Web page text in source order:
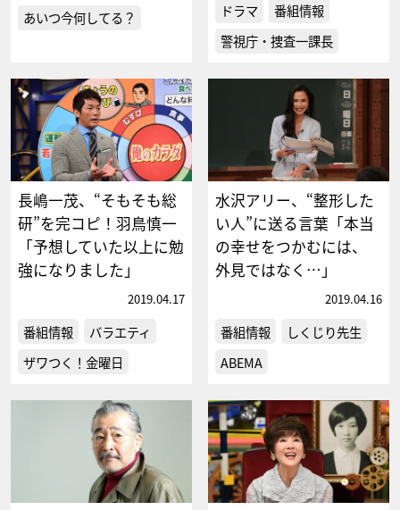
あいつ今何してる？
ドラマ
番組情報
警視庁・捜査一課長
長嶋一茂、“そもそも総
研”を完コピ！羽鳥慎一
「予想していた以上に勉
強になりました」
2019.04.17
番組情報
バラエティ
ザワつく！金曜日
水沢アリー、“整形した
い人”に送る言葉「本当
の幸せをつかむには、
外見ではなく…」
2019.04.16
番組情報
しくじり先生
ABEMA